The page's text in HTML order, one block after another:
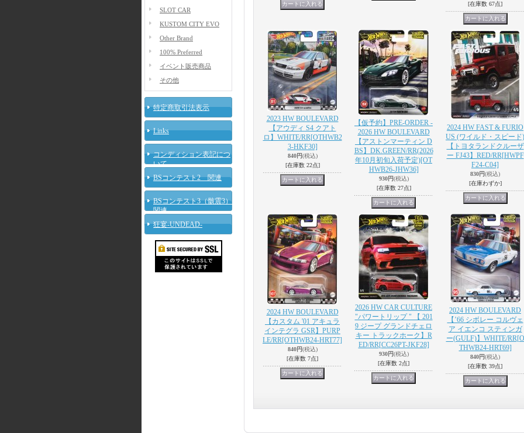
SLOT CAR
KUSTOM CITY EVO
Other Brand
100% Preferred
イベント販売商品
その他
特定商取引法表示
Links
コンディション表記につ
いて
BSコンテスト2 関連
BSコンテスト3（骸震3）
関連
狂宴-UNDEAD-
[在庫数 67点]
2023 HW BOULEVARD
【アウディ S4 クアト
ロ】WHITE/RR[OTHWB2
3-HKF30]
840円(税込)
[在庫数 22点]
【仮予約】PRE-ORDER -
2026 HW BOULEVARD
【アストンマーティン D
BS】DK.GREEN/RR(2026
年10月初旬入荷予定)[OT
HWB26-JHW36]
930円(税込)
[在庫数 27点]
2024 HW FAST & FURIO
US (ワイルド・スピード)
【トヨタランドクルーザ
ー FJ43】RED/RR[HWPF
F24-C04]
830円(税込)
[在庫わずか]
2024 HW BOULEVARD
【カスタム '01 アキュラ
インテグラ GSR】PURP
LE/RR[OTHWB24-HRT77]
840円(税込)
[在庫数 7点]
2026 HW CAR CULTURE
"パワートリップ " 【 201
9 ジープ グランドチェロ
キー トラックホーク】R
ED/RR[CC26PT-JKF28]
930円(税込)
[在庫数 2点]
2024 HW BOULEVARD
【’66 シボレー コルヴェ
ア イエンコ スティンガ
ー(GULF)】WHITE/RR[O
THWB24-HRT69]
840円(税込)
[在庫数 39点]